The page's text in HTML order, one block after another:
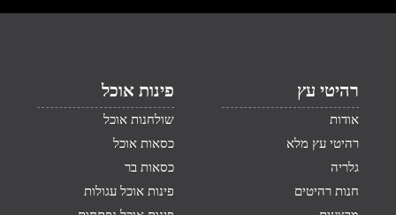
רהיטי עץ
אודות
רהיטי עץ מלא
גלריה
חנות רהיטים
פינות אוכל
שולחנות אוכל
כסאות אוכל
כסאות בר
פינות אוכל עגולות